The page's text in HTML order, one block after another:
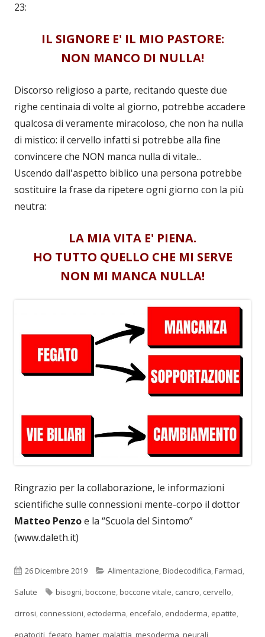
23:
IL SIGNORE E' IL MIO PASTORE:
NON MANCO DI NULLA!
Discorso religioso a parte, recitando queste due
righe centinaia di volte al giorno, potrebbe accadere
qualcosa di veramente miracoloso, che non ha nulla
di mistico: il cervello infatti si potrebbe alla fine
convincere che NON manca nulla di vitale...
Uscendo dall'aspetto biblico una persona potrebbe
sostituire la frase da ripetere ogni giorno con la più
neutra:
LA MIA VITA E' PIENA.
HO TUTTO QUELLO CHE MI SERVE
NON MI MANCA NULLA!
Ringrazio per la collaborazione, le informazioni
scientifiche sulle connessioni mente-corpo il dottor
Matteo Penzoe la “Scuola del Sintomo”
(www.daleth.it)
Pubblicato
26 Dicembre 2019 Categorie
Alimentazione,Biodecodifica,Farmaci,
Salute
Tag
bisogni,boccone,boccone vitale, cancro, cervello,
cirrosi, connessioni, ectoderma, encefalo, endoderma, epatite,
epatociti,fegato,hamer,malattia,mesoderma,neurali